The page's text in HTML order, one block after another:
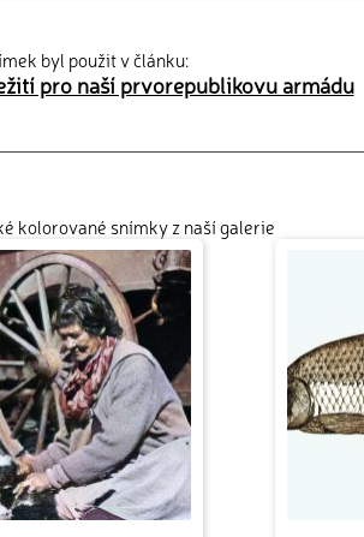
byl použit v článku:
pro naší prvorepublikovu armádu
kolorované snímky z naší galerie